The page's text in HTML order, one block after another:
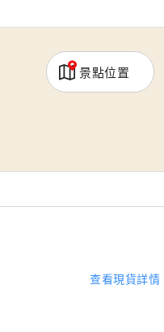
景點位置
查看現貨詳情